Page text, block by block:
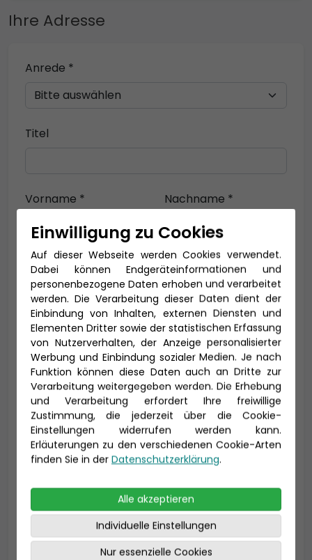
Ihre Adresse
Anrede *
Titel
Vorname * Nachname *
E-Mail *
Telefon *
Geburtsdatum
* = Pflichtfelder
Einwilligung zu Cookies
Auf dieser Webseite werden Cookies verwendet.
Dabei können Endgeräteinformationen und
personenbezogene Daten erhoben und verarbeitet
werden. Die Verarbeitung dieser Daten dient der
Einbindung von Inhalten, externen Diensten und
Elementen Dritter sowie der statistischen Erfassung
von Nutzerverhalten, der Anzeige personalisierter
Werbung und Einbindung sozialer Medien. Je nach
Funktion können diese Daten auch an Dritte zur
Verarbeitung weitergegeben werden. Die Erhebung
und Verarbeitung erfordert Ihre freiwillige
Zustimmung, die jederzeit über die Cookie-
Einstellungen widerrufen werden kann.
Erläuterungen zu den verschiedenen Cookie-Arten
finden Sie in der Datenschutzerklärung.
Alle akzeptieren
Individuelle Einstellungen
Nur essenzielle Cookies